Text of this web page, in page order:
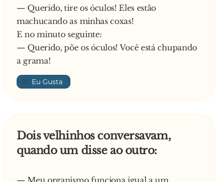
— Querido, tire os óculos! Eles estão
machucando as minhas coxas!
E no minuto seguinte:
— Querido, põe os óculos! Você está chupando
a grama!
👍🏼
Dois velhinhos conversavam,
quando um disse ao outro:
— Meu organismo funciona igual a um